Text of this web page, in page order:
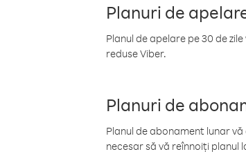
Planuri de
Planul de apelare pe 30 de
reduse Viber.
Planuri de
Planul de abonament lunar
necesar să vă reînnoiți planul